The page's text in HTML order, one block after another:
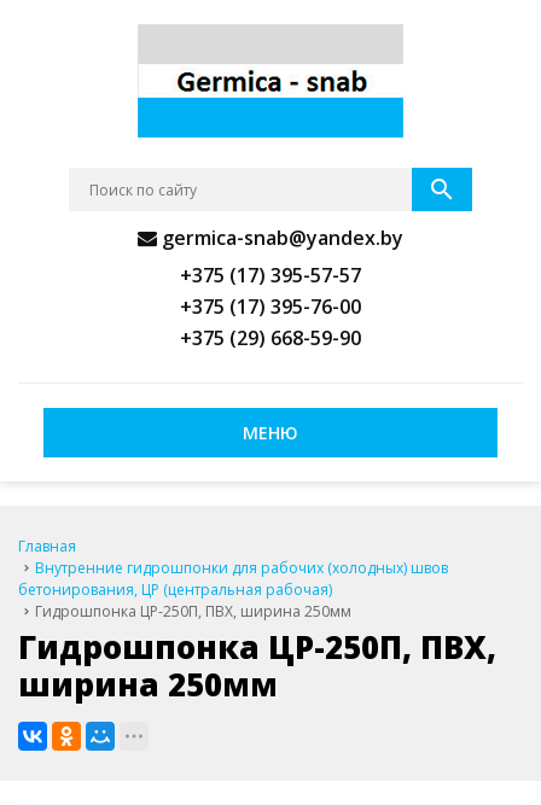
germica-snab@yandex.by
+375 (17) 395-57-57
+375 (17) 395-76-00
+375 (29) 668-59-90
МЕНЮ
Главная
Внутренние гидрошпонки для рабочих (холодных) швов
бетонирования, ЦР (центральная рабочая)
Гидрошпонка ЦР-250П, ПВХ, ширина 250мм
Гидрошпонка ЦР-250П, ПВХ,
ширина 250мм